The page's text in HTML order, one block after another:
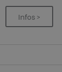
Infos >